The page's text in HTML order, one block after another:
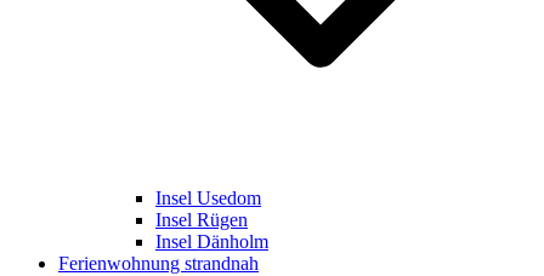
Insel Usedom
Insel Rügen
Insel Dänholm
Ferienwohnung strandnah